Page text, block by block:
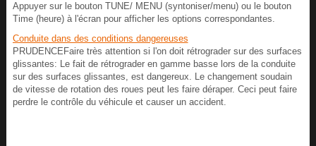
Appuyer sur le bouton TUNE/ MENU (syntoniser/menu) ou le bouton
Time (heure) à l'écran pour afficher les options correspondantes.
Conduite dans des conditions dangereuses
PRUDENCEFaire très attention si l'on doit rétrograder sur des surfaces
glissantes: Le fait de rétrograder en gamme basse lors de la conduite
sur des surfaces glissantes, est dangereux. Le changement soudain
de vitesse de rotation des roues peut les faire déraper. Ceci peut faire
perdre le contrôle du véhicule et causer un accident.